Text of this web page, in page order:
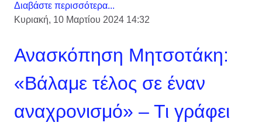
Διαβάστε περισσότερα...
Κυριακή, 10 Μαρτίου 2024 14:32
Ανασκόπηση Μητσοτάκη:
«Βάλαμε τέλος σε έναν
αναχρονισμό» – Τι γράφει